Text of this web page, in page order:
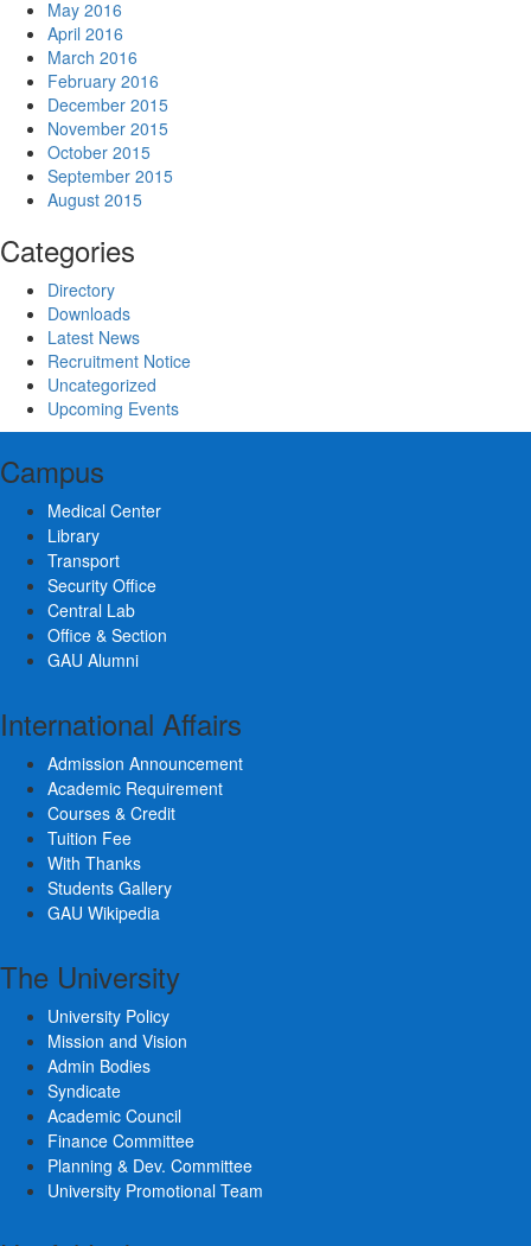
May 2016
April 2016
March 2016
February 2016
December 2015
November 2015
October 2015
September 2015
August 2015
Categories
Directory
Downloads
Latest News
Recruitment Notice
Uncategorized
Upcoming Events
Campus
Medical Center
Library
Transport
Security Office
Central Lab
Office & Section
GAU Alumni
International Affairs
Admission Announcement
Academic Requirement
Courses & Credit
Tuition Fee
With Thanks
Students Gallery
GAU Wikipedia
The University
University Policy
Mission and Vision
Admin Bodies
Syndicate
Academic Council
Finance Committee
Planning & Dev. Committee
University Promotional Team